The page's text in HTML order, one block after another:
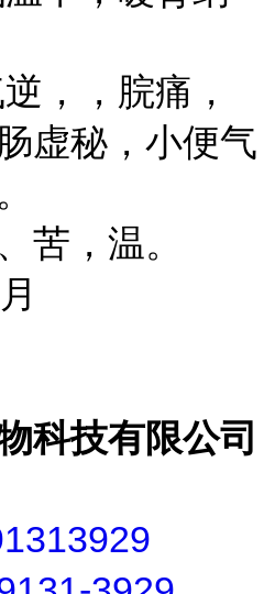
，，脘痛，
虚秘，小便气
苦，温。
月
科技有限公司